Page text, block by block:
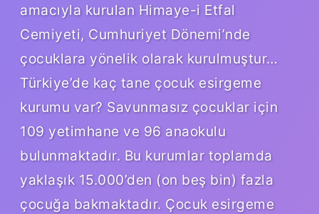
amacıyla kurulan Himaye-i Etfal
Cemiyeti, Cumhuriyet Dönemi’nde
çocuklara yönelik olarak kurulmuştur…
Türkiye’de kaç tane çocuk esirgeme
kurumu var? Savunmasız çocuklar için
109 yetimhane ve 96 anaokulu
bulunmaktadır. Bu kurumlar toplamda
yaklaşık 15.000’den (on beş bin) fazla
çocuğa bakmaktadır. Çocuk esirgeme